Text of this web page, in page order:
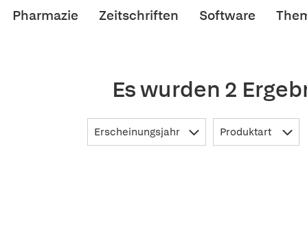
Pharmazie Zeitschriften Software
Es wurden 2
Erscheinungsjahr Produktart